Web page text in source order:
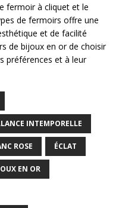
fermoir à cliquet et le
de fermoirs offre une
et de facilité
de bijoux en or de choisir
préférences et à leur
INTEMPORELLE
ROSE ÉCLAT
EN OR